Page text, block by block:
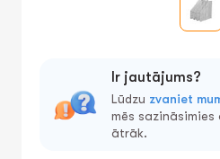
Ir jautājums?
Lūdzu zvaniet
mēs
ātrāk.